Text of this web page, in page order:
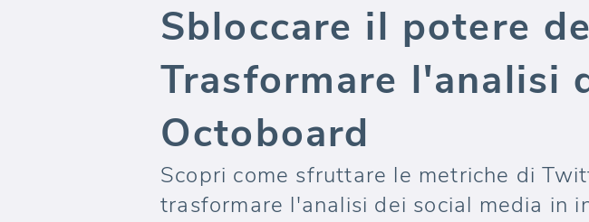
Sbloccare il potere
Trasformare l'analisi
Octoboard
Scopri come sfruttare le metriche di
trasformare l'analisi dei social media in